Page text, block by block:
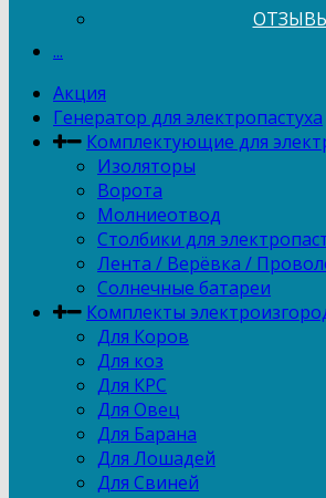
...
Акция
Генератор для электропастуха
Комплектующие для
Изоляторы
Ворота
Молниеотвод
Столбики для
Лента / Верёвка /
Солнечные батареи
Комплекты
Для Коров
Для коз
Для КРС
Для Овец
Для Барана
Для Лошадей
Для Свиней